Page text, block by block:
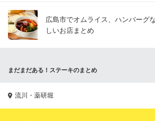
広島市でオムライス、ハンバーグ
しいお店まとめ
まだまだある！ステーキのまとめ
流川・薬研堀